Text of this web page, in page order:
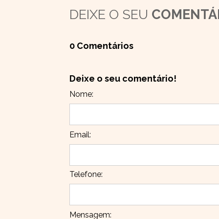
DEIXE O SEU
0 Comentários
Deixe o seu comentário!
Nome:
Email:
Telefone:
Mensagem: